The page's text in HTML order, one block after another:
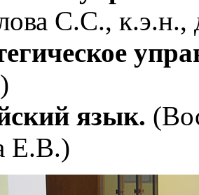
С.С., к.э.н.,
язык.
Е.В.)